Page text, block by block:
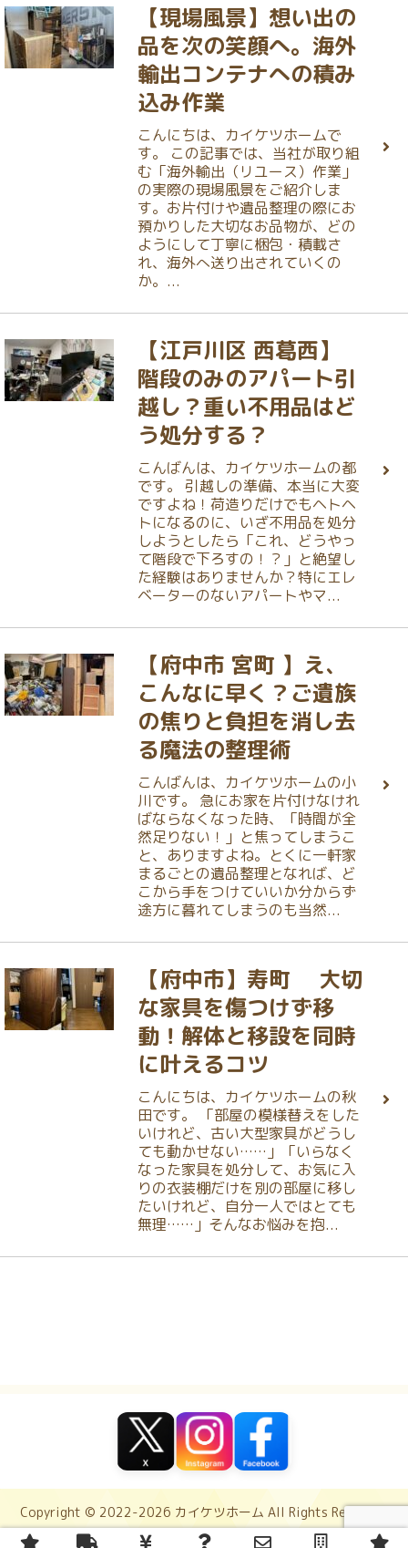
【現場風景】想い出の
品を次の笑顔へ。海外
輸出コンテナへの積み
込み作業
こんにちは、カイケツホームで
す。 この記事では、当社が取り組
む「海外輸出（リユース）作業」
の実際の現場風景をご紹介しま
す。お片付けや遺品整理の際にお
預かりした大切なお品物が、どの
ようにして丁寧に梱包・積載さ
れ、海外へ送り出されていくの
か。...
【江戸川区 西葛西】
階段のみのアパート引
越し？重い不用品はど
う処分する？
こんばんは、カイケツホームの都
です。 引越しの準備、本当に大変
ですよね！荷造りだけでもヘトヘ
トになるのに、いざ不用品を処分
しようとしたら「これ、どうやっ
て階段で下ろすの！？」と絶望し
た経験はありませんか？特にエレ
ベーターのないアパートやマ...
【府中市 宮町 】え、
こんなに早く？ご遺族
の焦りと負担を消し去
る魔法の整理術
こんばんは、カイケツホームの小
川です。 急にお家を片付けなけれ
ばならなくなった時、「時間が全
然足りない！」と焦ってしまうこ
と、ありますよね。とくに一軒家
まるごとの遺品整理となれば、ど
こから手をつけていいか分からず
途方に暮れてしまうのも当然...
【府中市】寿町 大切
な家具を傷つけず移
動！解体と移設を同時
に叶えるコツ
こんにちは、カイケツホームの秋
田です。 「部屋の模様替えをした
いけれど、古い大型家具がどうし
ても動かせない……」「いらなく
なった家具を処分して、お気に入
りの衣装棚だけを別の部屋に移し
たいけれど、自分一人ではとても
無理……」そんなお悩みを抱...
Copyright © 2022-2026 カイケツホーム All Rights Reserved.